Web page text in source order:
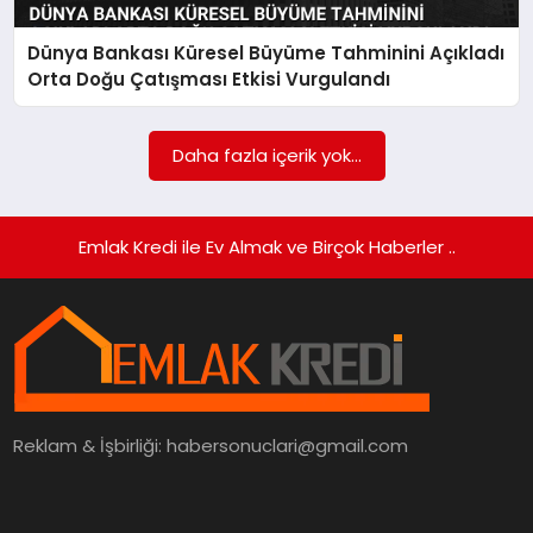
SIYASET
YAŞAM
Dünya Bankası Küresel Büyüme Tahminini Açıkladı
Orta Doğu Çatışması Etkisi Vurgulandı
Daha fazla içerik yok...
Emlak Kredi ile Ev Almak ve Birçok Haberler ..
Reklam & İşbirliği:habersonuclari@gmail.com